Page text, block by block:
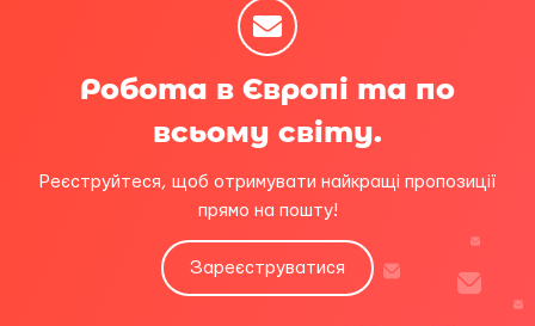
Робота в Європі та по
всьому світу.
Реєструйтеся, щоб отримувати найкращі пропозиції
прямо на пошту!
Зареєструватися